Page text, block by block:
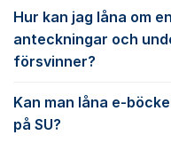
Hur kan jag låna om
anteckningar och
försvinner?
Kan man låna e-
på SU?